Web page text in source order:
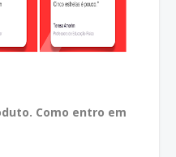
Como entro em